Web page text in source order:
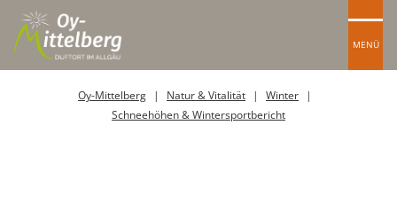
MENÜ
Oy-Mittelberg Natur & Vitalität
Winter
Schneehöhen & Wintersportbericht